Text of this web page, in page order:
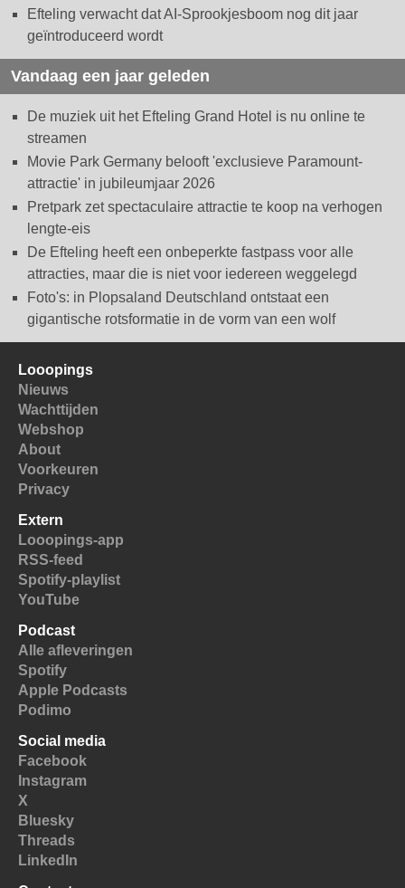
Efteling verwacht dat AI-Sprookjesboom nog dit jaar
geïntroduceerd wordt
Vandaag een jaar geleden
De muziek uit het Efteling Grand Hotel is nu online te
streamen
Movie Park Germany belooft 'exclusieve Paramount-
attractie' in jubileumjaar 2026
Pretpark zet spectaculaire attractie te koop na verhogen
lengte-eis
De Efteling heeft een onbeperkte fastpass voor alle
attracties, maar die is niet voor iedereen weggelegd
Foto's: in Plopsaland Deutschland ontstaat een
gigantische rotsformatie in de vorm van een wolf
Looopings
Nieuws
Wachttijden
Webshop
About
Voorkeuren
Privacy
Extern
Looopings-app
RSS-feed
Spotify-playlist
YouTube
Podcast
Alle afleveringen
Spotify
Apple Podcasts
Podimo
Social media
Facebook
Instagram
X
Bluesky
Threads
LinkedIn